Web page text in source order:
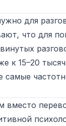
для
что для
к 15–20
самые
вместо